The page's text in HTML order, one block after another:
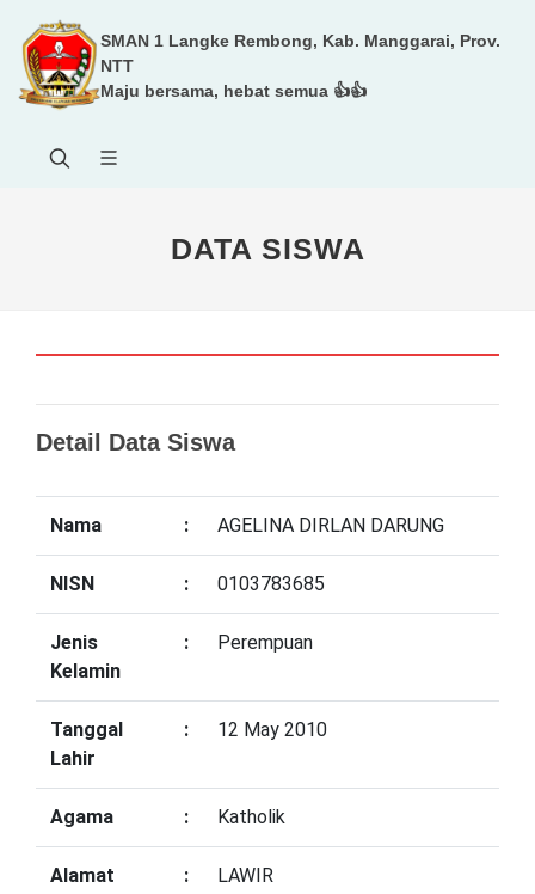
SMAN 1 Langke Rembong, Kab. Manggarai, Prov.
NTT
Maju bersama, hebat semua 👍👍
DATA SISWA
Detail Data Siswa
Nama : AGELINA DIRLAN DARUNG
NISN : 0103783685
Jenis
Kelamin
: Perempuan
Tanggal
Lahir
: 12 May 2010
Agama : Katholik
Alamat : LAWIR